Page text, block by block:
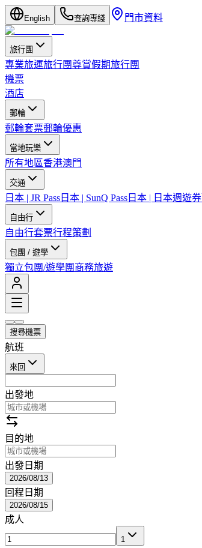
English 查詢專綫 門市資料
旅行團
專業旅運旅行團尊賞假期旅行團
機票
酒店
郵輪
郵輪套票郵輪優惠
當地玩樂
所有地區香港澳門
交通
日本 | JR Pass 日本 | SunQ Pass 日本 | 日本週遊券
自由行
自由行套票行程策劃
包團 / 遊學
獨立包團/遊學團 商務旅遊
搜尋機票
航班
來回
出發地
目的地
出發日期
2026/08/13
回程日期
2026/08/15
成人
1